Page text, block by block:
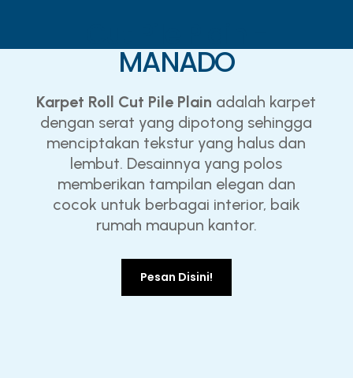
MANADO
Karpet Roll Cut Pile Plain adalah karpet
dengan serat yang dipotong sehingga
menciptakan tekstur yang halus dan
lembut. Desainnya yang polos
memberikan tampilan elegan dan
cocok untuk berbagai interior, baik
rumah maupun kantor.
Pesan Disini!